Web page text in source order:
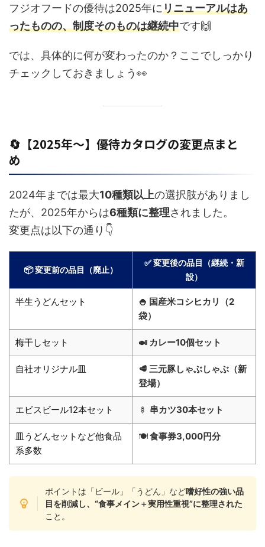
フジオフードの優待は2025年にリニューアルはあ
ったものの、制度そのものは継続中です🙌
では、具体的に何が変わったのか？ここでしっかり
チェックしておきましょう👀
🔄【2025年〜】優待カタログの変更点まと
め
2024年までは最大10種類以上の選択肢がありまし
たが、2025年からは6種類に整理されました。
変更点は以下の通り👇
📦 変更前の品目（廃止）
✅ 変更後の品目（継続・新
設）
半生うどんセット
🍚 国産米コシヒカリ（2
袋）
梅干しセット 🍛 カレー10個セット
自社オリジナル皿
🥩 三元豚しゃぶしゃぶ（新
登場）
エビスビール12本セット 🍢 串カツ30本セット
皿うどんセットなど他食品
系多数
🍽食事券3,000円分
ポイントは「ビール」「うどん」など嗜好性の強い品
目を削減し、“食事メイン＋実用性重視”に整理された
こと。